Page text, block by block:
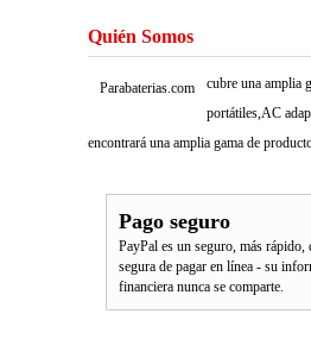
Quién Somos
Parabaterias.com
cubre una amplia
portátiles,AC
encontrará una amplia gama de
Pago seguro
PayPal es un seguro, más rápido,
segura de pagar en línea - su
financiera nunca se comparte.